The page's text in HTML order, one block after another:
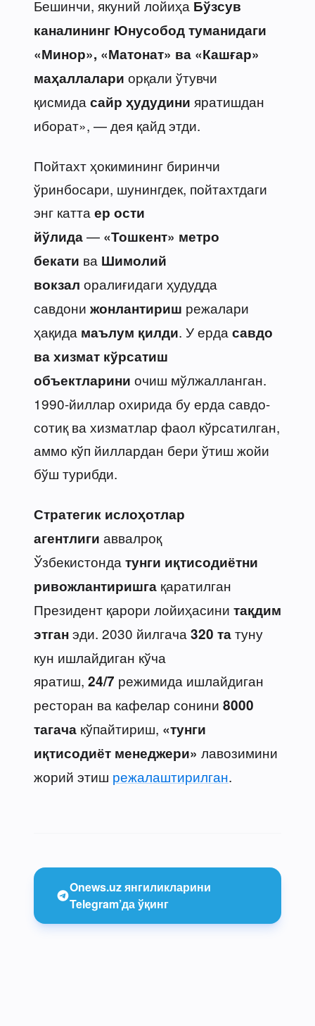
Бешинчи, якуний лойиҳа Бўзсув
каналининг Юнусобод туманидаги
«Минор», «Матонат» ва «Кашғар»
маҳаллалари орқали ўтувчи
қисмида сайр ҳудудини яратишдан
иборат», — дея қайд этди.
Пойтахт ҳокимининг биринчи
ўринбосари, шунингдек, пойтахтдаги
энг катта ер ости
йўлида— «Тошкент» метро
бекати ва Шимолий
вокзал оралиғидаги ҳудудда
савдони жонлантириш режалари
ҳақида маълум қилди. У ерда савдо
ва хизмат кўрсатиш
объектларини очиш мўлжалланган.
1990-йиллар охирида бу ерда савдо-
сотиқ ва хизматлар фаол кўрсатилган,
аммо кўп йиллардан бери ўтиш жойи
бўш турибди.
Стратегик ислоҳотлар
агентлиги аввалроқ
Ўзбекистонда тунги иқтисодиётни
ривожлантиришга қаратилган
Президент қарори лойиҳасини тақдим
этганэди. 2030 йилгача 320 татуну
кун ишлайдиган кўча
яратиш, 24/7 режимида ишлайдиган
ресторан ва кафелар сонини 8000
тагача кўпайтириш, «тунги
иқтисодиёт менеджери» лавозимини
жорий этиш режалаштирилган.
Onews.uz янгиликларини
Telegram’да ўқинг